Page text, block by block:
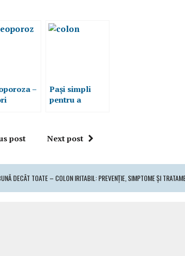
–
Pași simpli
pentru a
post Next post
DECÂT TOATE – COLON IRITABIL: PREVENȚIE, SIMPTOME ȘI